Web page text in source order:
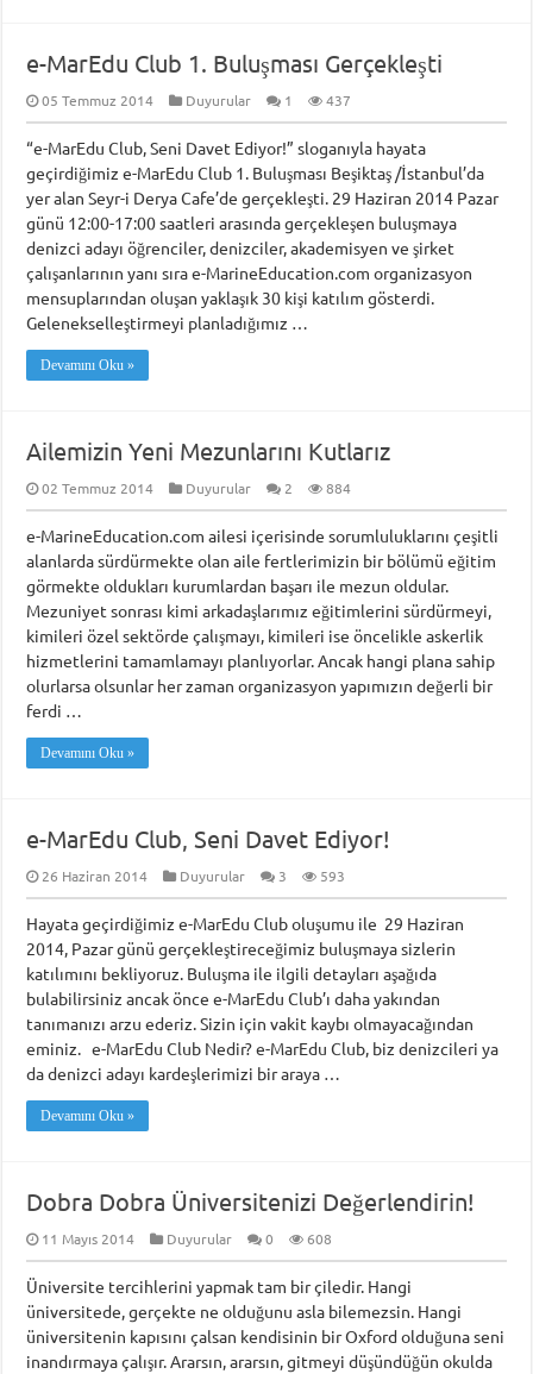
e-MarEdu Club 1. Buluşması Gerçekleşti
05 Temmuz 2014 Duyurular 1 437
“e-MarEdu Club, Seni Davet Ediyor!” sloganıyla hayata
geçirdiğimiz e-MarEdu Club 1. Buluşması Beşiktaş /İstanbul’da
yer alan Seyr-i Derya Cafe’de gerçekleşti. 29 Haziran 2014 Pazar
günü 12:00-17:00 saatleri arasında gerçekleşen buluşmaya
denizci adayı öğrenciler, denizciler, akademisyen ve şirket
çalışanlarının yanı sıra e-MarineEducation.com organizasyon
mensuplarından oluşan yaklaşık 30 kişi katılım gösterdi.
Gelenekselleştirmeyi planladığımız …
Devamını Oku »
Ailemizin Yeni Mezunlarını Kutlarız
02 Temmuz 2014 Duyurular 2 884
e-MarineEducation.com ailesi içerisinde sorumluluklarını çeşitli
alanlarda sürdürmekte olan aile fertlerimizin bir bölümü eğitim
görmekte oldukları kurumlardan başarı ile mezun oldular.
Mezuniyet sonrası kimi arkadaşlarımız eğitimlerini sürdürmeyi,
kimileri özel sektörde çalışmayı, kimileri ise öncelikle askerlik
hizmetlerini tamamlamayı planlıyorlar. Ancak hangi plana sahip
olurlarsa olsunlar her zaman organizasyon yapımızın değerli bir
ferdi …
Devamını Oku »
e-MarEdu Club, Seni Davet Ediyor!
26 Haziran 2014 Duyurular 3 593
Hayata geçirdiğimiz e-MarEdu Club oluşumu ile 29 Haziran
2014, Pazar günü gerçekleştireceğimiz buluşmaya sizlerin
katılımını bekliyoruz. Buluşma ile ilgili detayları aşağıda
bulabilirsiniz ancak önce e-MarEdu Club’ı daha yakından
tanımanızı arzu ederiz. Sizin için vakit kaybı olmayacağından
eminiz. e-MarEdu Club Nedir? e-MarEdu Club, biz denizcileri ya
da denizci adayı kardeşlerimizi bir araya …
Devamını Oku »
Dobra Dobra Üniversitenizi Değerlendirin!
11 Mayıs 2014 Duyurular 0 608
Üniversite tercihlerini yapmak tam bir çiledir. Hangi
üniversitede, gerçekte ne olduğunu asla bilemezsin. Hangi
üniversitenin kapısını çalsan kendisinin bir Oxford olduğuna seni
inandırmaya çalışır. Ararsın, ararsın, gitmeyi düşündüğün okulda